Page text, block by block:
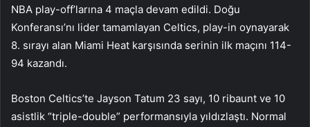
NBA play-off’larına 4 maçla devam edildi. Doğu
Konferansı’nı lider tamamlayan Celtics, play-in oynayarak
8. sırayı alan Miami Heat karşısında serinin ilk maçını 114-
94 kazandı.
Boston Celtics’te Jayson Tatum 23 sayı, 10 ribaunt ve 10
asistlik “triple-double” performansıyla yıldızlaştı. Normal